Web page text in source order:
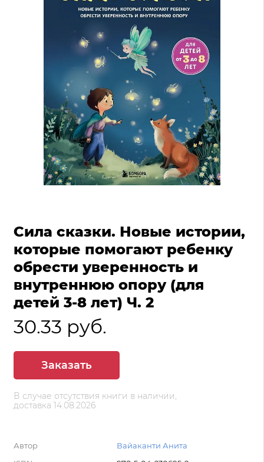
Сила сказки. Новые истории,
которые помогают ребенку
обрести уверенность и
внутреннюю опору (для
детей 3-8 лет) Ч. 2
30.33 руб.
Заказать
В случае отсутствия книги в наличии,
доставка 14.08.2026
Автор
Вайаканти Анита